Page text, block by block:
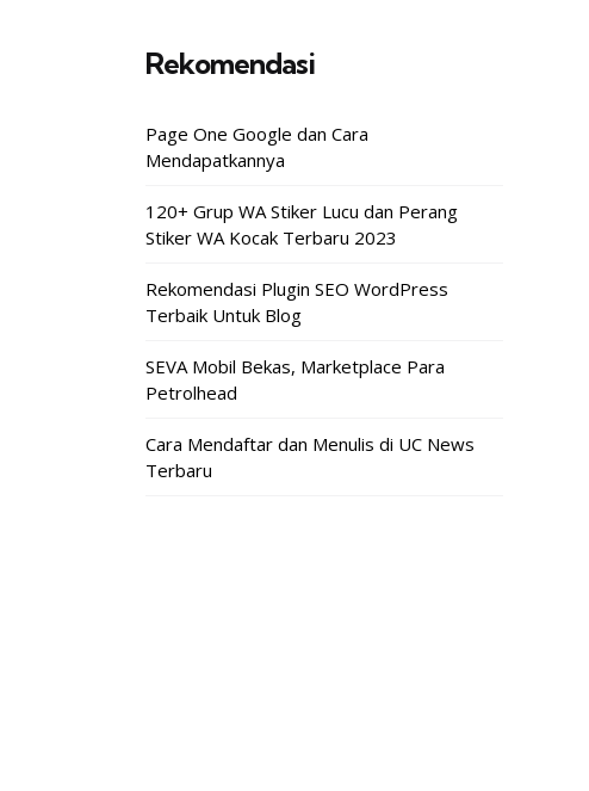
Rekomendasi
Page One Google dan Cara
Mendapatkannya
120+ Grup WA Stiker Lucu dan Perang
Stiker WA Kocak Terbaru 2023
Rekomendasi Plugin SEO WordPress
Terbaik Untuk Blog
SEVA Mobil Bekas, Marketplace Para
Petrolhead
Cara Mendaftar dan Menulis di UC News
Terbaru